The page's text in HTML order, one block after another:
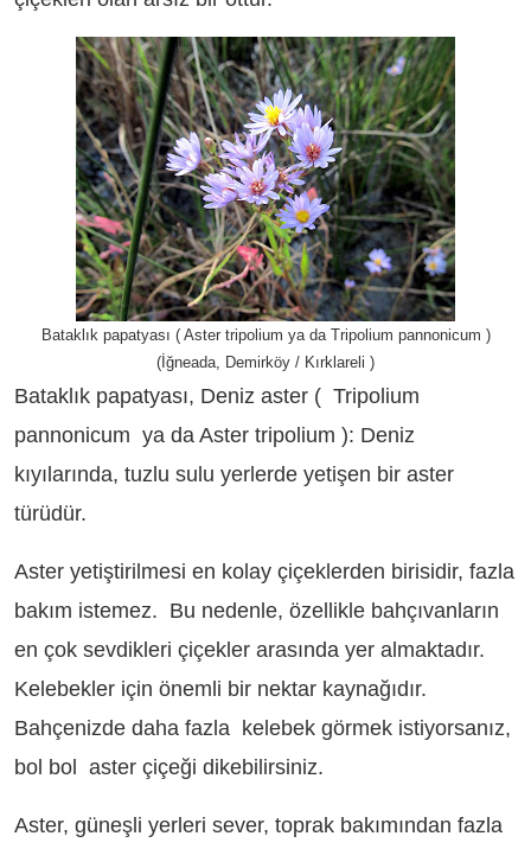
Bataklık papatyası ( Aster tripolium ya da Tripolium pannonicum )
(İğneada, Demirköy / Kırklareli )
Bataklık papatyası, Deniz aster ( Tripolium
pannonicum ya da Aster tripolium ): Deniz
kıyılarında, tuzlu sulu yerlerde yetişen bir aster
türüdür.
Aster yetiştirilmesi en kolay çiçeklerden birisidir, fazla
bakım istemez. Bu nedenle, özellikle bahçıvanların
en çok sevdikleri çiçekler arasında yer almaktadır.
Kelebekler için önemli bir nektar kaynağıdır.
Bahçenizde daha fazla kelebek görmek istiyorsanız,
bol bol aster çiçeği dikebilirsiniz.
Aster, güneşli yerleri sever, toprak bakımından fazla